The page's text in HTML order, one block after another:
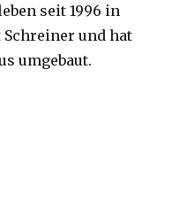
seit 1996 in
Schreiner und hat
umgebaut.